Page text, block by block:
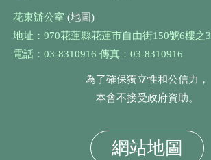
花東辦公室 (地圖)
地址：970花蓮縣花蓮市自由街150號6樓之3
電話：03-8310916 傳真：03-8310916
為了確保獨立性和公信力，
本會不接受政府資助。
網站地圖